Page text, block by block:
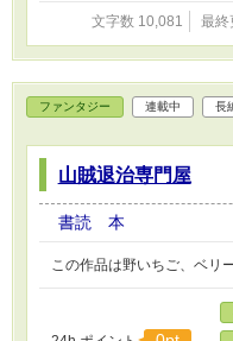
文字数 10,081 最終
ファンタジー 連載中 長
山賊退治専門屋
書読 本
この作品は野いちご、ベリ